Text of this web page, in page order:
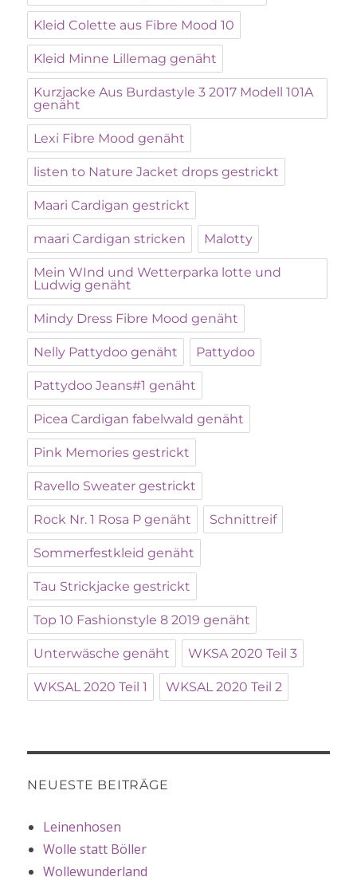
Kleid Colette aus Fibre Mood 10
Kleid Minne Lillemag genäht
Kurzjacke Aus Burdastyle 3 2017 Modell 101A
genäht
Lexi Fibre Mood genäht
listen to Nature Jacket drops gestrickt
Maari Cardigan gestrickt
maari Cardigan stricken Malotty
Mein WInd und Wetterparka lotte und
Ludwig genäht
Mindy Dress Fibre Mood genäht
Nelly Pattydoo genäht Pattydoo
Pattydoo Jeans#1 genäht
Picea Cardigan fabelwald genäht
Pink Memories gestrickt
Ravello Sweater gestrickt
Rock Nr. 1 Rosa P genäht Schnittreif
Sommerfestkleid genäht
Tau Strickjacke gestrickt
Top 10 Fashionstyle 8 2019 genäht
Unterwäsche genäht WKSA 2020 Teil 3
WKSAL 2020 Teil 1 WKSAL 2020 Teil 2
NEUESTE BEITRÄGE
Leinenhosen
Wolle statt Böller
Wollewunderland